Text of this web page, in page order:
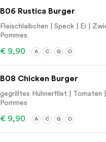
B06 Rustica Burger
Fleischlaibchen | Speck | Ei |
Pommes
€ 9,90 A C G O
B08 Chicken Burger
gegrilltes Hühnerfilet | Tomaten
Pommes
€ 9,90 A C G O